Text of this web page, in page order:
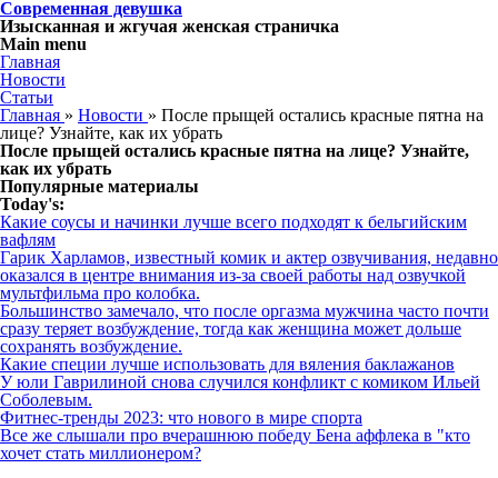
Современная девушка
Изысканная и жгучая женская страничка
Main menu
Главная
Новости
Статьи
Главная » Новости » После прыщей остались красные пятна на
лице? Узнайте, как их убрать
После прыщей остались красные пятна на лице? Узнайте,
как их убрать
Популярные материалы
Today's:
Какие соусы и начинки лучше всего подходят к бельгийским
вафлям
Гарик Харламов, известный комик и актер озвучивания, недавно
оказался в центре внимания из-за своей работы над озвучкой
мультфильма про колобка.
Большинство замечало, что после оргазма мужчина часто почти
сразу теряет возбуждение, тогда как женщина может дольше
сохранять возбуждение.
Какие специи лучше использовать для вяления баклажанов
У юли Гаврилиной снова случился конфликт с комиком Ильей
Соболевым.
Фитнес-тренды 2023: что нового в мире спорта
Все же слышали про вчерашнюю победу Бена аффлека в "кто
хочет стать миллионером?